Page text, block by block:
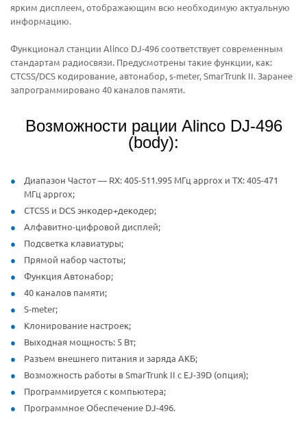
ярким дисплеем, отображающим всю необходимую актуальную
информацию.
Функционал станции Alinco DJ-496 соответствует современным
стандартам радиосвязи. Предусмотрены такие функции, как:
CTCSS/DCS кодирование, автонабор, s-meter, SmarTrunk II. Заранее
запрограммировано 40 каналов памяти.
Возможности рации Alinco DJ-496
(body):
Диапазон Частот — RX: 405-511.995 МГц approx и TX: 405-471
МГц approx;
CTCSS и DCS энкодер+декодер;
Алфавитно-цифровой дисплей;
Подсветка клавиатуры;
Прямой набор частоты;
Функция Автонабор;
40 каналов памяти;
S-meter;
Клонирование настроек;
Выходная мощность: 5 Вт;
Разъем внешнего питания и заряда АКБ;
Возможность работы в SmarTrunk II c EJ-39D (опция);
Программируется с компьютера;
Программное Обеспечение DJ-496.